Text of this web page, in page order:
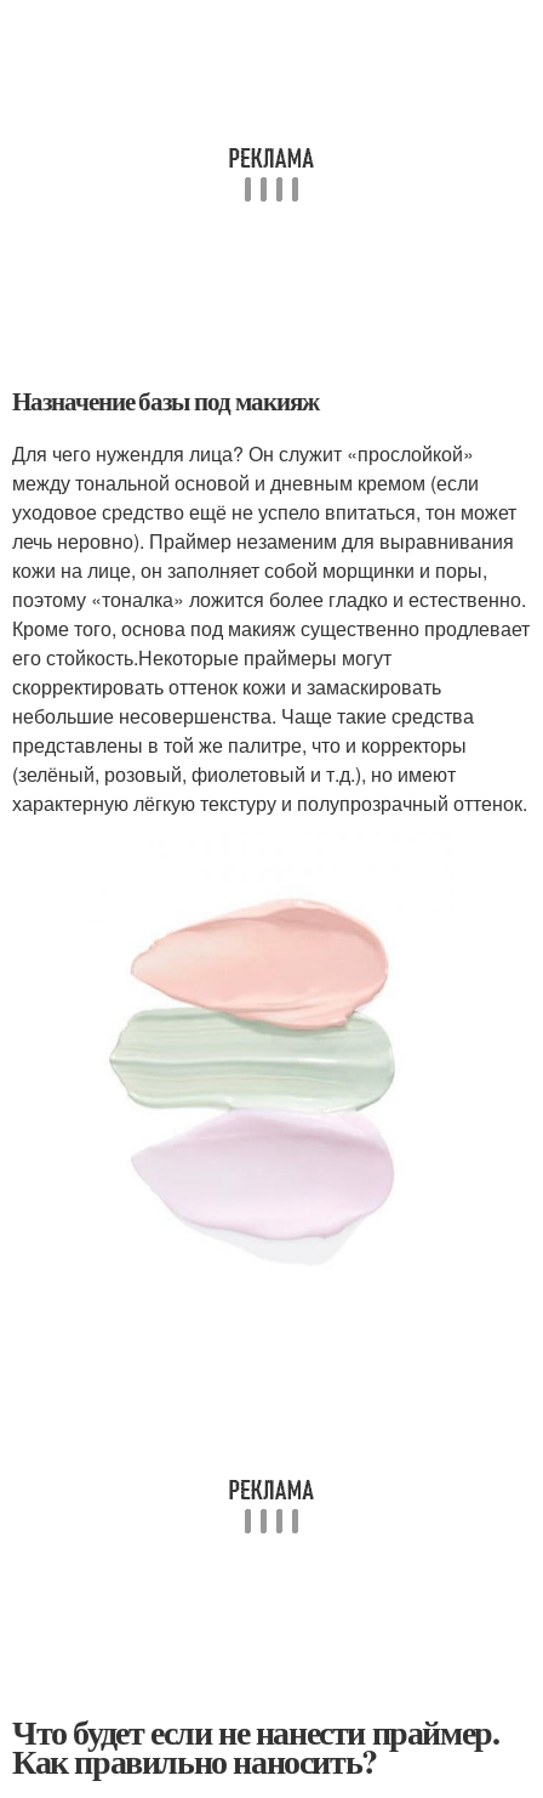
Назначение базы под макияж
Для чего нужендля лица? Он служит «прослойкой»
между тональной основой и дневным кремом (если
уходовое средство ещё не успело впитаться, тон может
лечь неровно). Праймер незаменим для выравнивания
кожи на лице, он заполняет собой морщинки и поры,
поэтому «тоналка» ложится более гладко и естественно.
Кроме того, основа под макияж существенно продлевает
его стойкость.Некоторые праймеры могут
скорректировать оттенок кожи и замаскировать
небольшие несовершенства. Чаще такие средства
представлены в той же палитре, что и корректоры
(зелёный, розовый, фиолетовый и т.д.), но имеют
характерную лёгкую текстуру и полупрозрачный оттенок.
Что будет если не нанести праймер.
Как правильно наносить?